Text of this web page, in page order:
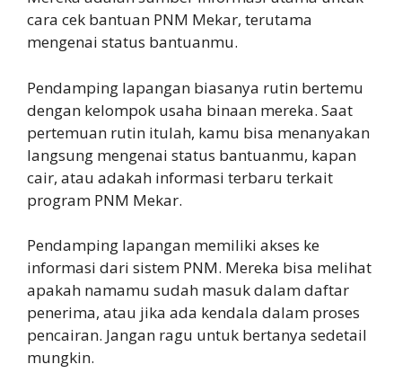
cara cek bantuan PNM Mekar, terutama
mengenai status bantuanmu.
Pendamping lapangan biasanya rutin bertemu
dengan kelompok usaha binaan mereka. Saat
pertemuan rutin itulah, kamu bisa menanyakan
langsung mengenai status bantuanmu, kapan
cair, atau adakah informasi terbaru terkait
program PNM Mekar.
Pendamping lapangan memiliki akses ke
informasi dari sistem PNM. Mereka bisa melihat
apakah namamu sudah masuk dalam daftar
penerima, atau jika ada kendala dalam proses
pencairan. Jangan ragu untuk bertanya sedetail
mungkin.